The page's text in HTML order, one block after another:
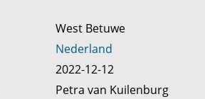
West Betuwe
Nederland
2022-12-12
Petra van Kuilenburg